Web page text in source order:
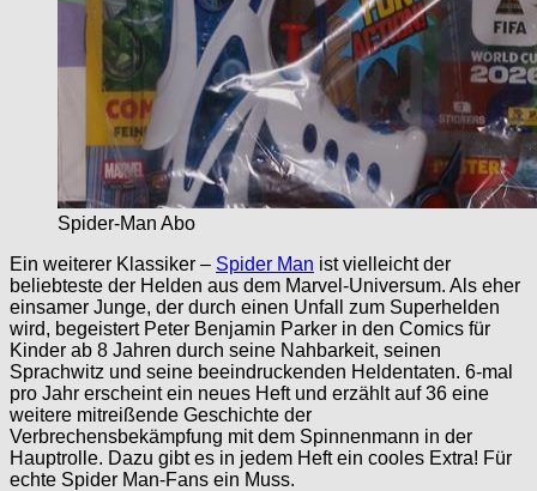
Spider-Man Abo
Ein weiterer Klassiker – Spider Man ist vielleicht der
beliebteste der Helden aus dem Marvel-Universum. Als eher
einsamer Junge, der durch einen Unfall zum Superhelden
wird, begeistert Peter Benjamin Parker in den Comics für
Kinder ab 8 Jahren durch seine Nahbarkeit, seinen
Sprachwitz und seine beeindruckenden Heldentaten. 6-mal
pro Jahr erscheint ein neues Heft und erzählt auf 36 eine
weitere mitreißende Geschichte der
Verbrechensbekämpfung mit dem Spinnenmann in der
Hauptrolle. Dazu gibt es in jedem Heft ein cooles Extra! Für
echte Spider Man-Fans ein Muss.